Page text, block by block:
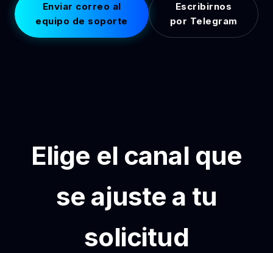
Enviar correo al
equipo de soporte
Escribirnos
por Telegram
Elige el canal que
se ajuste a tu
solicitud